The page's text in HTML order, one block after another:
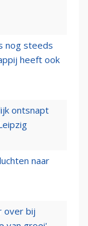
nog steeds
heeft ook
ontsnapt
naar
over bij